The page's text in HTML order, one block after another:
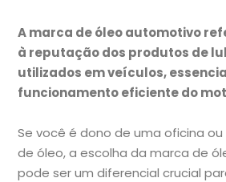
A marca de óleo automotivo
à reputação dos produtos de
utilizados em veículos,
funcionamento eficiente do
Se você é dono de uma oficina
de óleo, a escolha da marca de
pode ser um diferencial crucial